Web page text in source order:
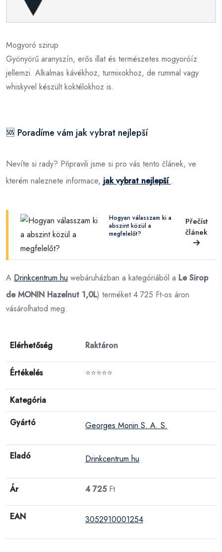
Mogyoró szirup
Gyönyörű aranyszín, erős illat és természetes mogyoróíz
jellemzi. Alkalmas kávékhoz, turmixokhoz, de rummal vagy
whiskyvel készült koktélokhoz is.
🆘 Poradíme vám jak vybrat nejlepší
Nevíte si rady? Připravili jsme si pro vás tento článek, ve
kterém naleznete informace, jak vybrat nejlepší .
Hogyan válasszam ki a
abszint közül a
megfelelőt?
Přečíst
článek
A Drinkcentrum.hu webáruházban a kategóriából a Le Sirop
de MONIN Hazelnut 1,0L) terméket 4 725 Ft-os áron
vásárolhatod meg.
Elérhetőség Raktáron
Értékelés ⭐⭐⭐⭐⭐
Kategória
Gyártó
Georges Monin S. A. S.
Eladó Drinkcentrum.hu
Ár 4 725Ft
EAN 3052910001254